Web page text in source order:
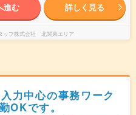
進む 詳しく見る
ッフ株式会社 北関東エリア
力中心の事務ワーク
OKです。